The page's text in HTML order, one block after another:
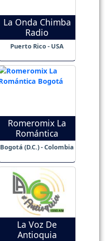
La Onda Chimba
Radio
Puerto Rico - USA
Romeromix La
Romántica
Bogotá (D.C.) - Colombia
La Voz De
Antioquia